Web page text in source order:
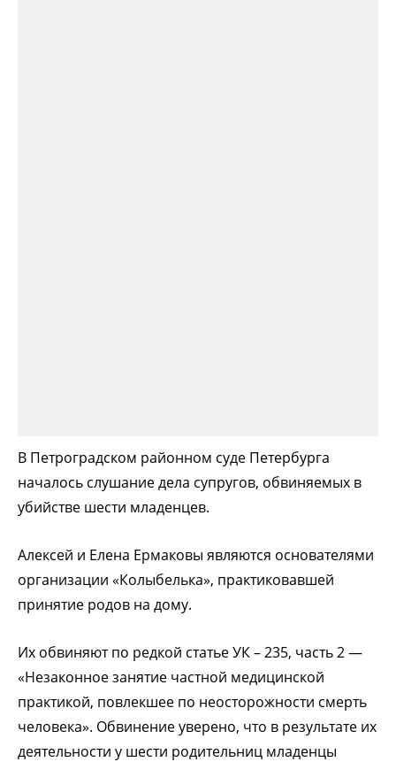
В Петроградском районном суде Петербурга
началось слушание дела супругов, обвиняемых в
убийстве шести младенцев.
Алексей и Елена Ермаковы являются основателями
организации «Колыбелька», практиковавшей
принятие родов на дому.
Их обвиняют по редкой статье УК – 235, часть 2 —
«Незаконное занятие частной медицинской
практикой, повлекшее по неосторожности смерть
человека». Обвинение уверено, что в результате их
деятельности у шести родительниц младенцы